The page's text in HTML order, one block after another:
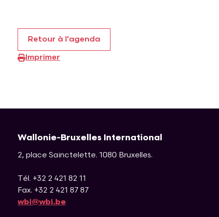
Retour à l'agenda
Imprimer
Wallonie-Bruxelles International
2, place Sainctelette. 1080 Bruxelles.
Tél. +32 2 421 82 11
Fax. +32 2 421 87 87
wbi@wbi.be